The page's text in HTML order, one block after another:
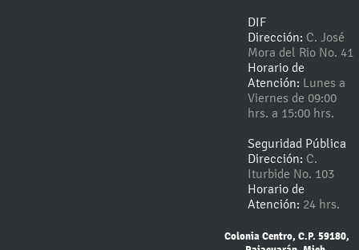
DIF
Dirección: C. José
Mora del Rio No. 41
Horario de
Atención: Lunes a
Viernes de 09:00
hrs. a 15:00 hrs.
Seguridad Pública
Dirección: C.
Iturbide No. 103
Horario de
Atención: 24 hrs.
Colonia Centro, C.P. 59180,